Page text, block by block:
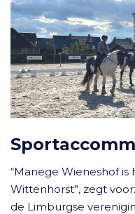
“Manege Wieneshof
Wittenhorst”, zegt
de Limburgse